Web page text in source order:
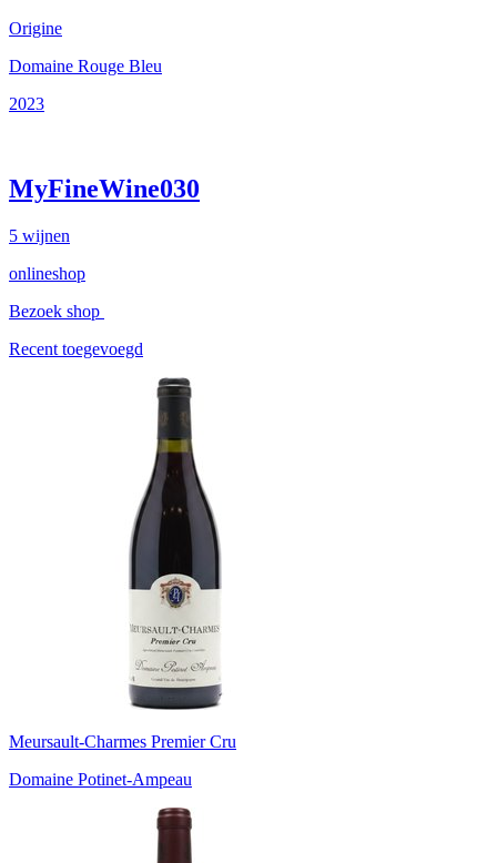
Origine
Domaine Rouge Bleu
2023
MyFineWine030
5 wijnen
onlineshop
Bezoek shop
Recent toegevoegd
Meursault-Charmes Premier Cru
Domaine Potinet-Ampeau